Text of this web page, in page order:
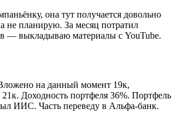
она тут получается довольно
не планирую. За месяц потратил
— выкладываю материалы с YouTube.
на данный момент 19к,
21к. Доходность портфеля 36%. Портфель
ИИС. Часть переведу в Альфа-банк.